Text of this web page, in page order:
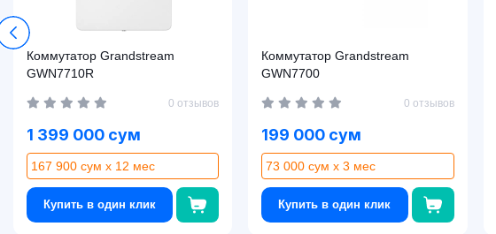
Коммутатор Grandstream
GWN7710R
0 отзывов
1 399 000 сум
167 900 сум x 12 мес
Купить в один клик
Коммутатор Grandstream
GWN7700
0 отзывов
199 000 сум
73 000 сум x 3 мес
Купить в один клик